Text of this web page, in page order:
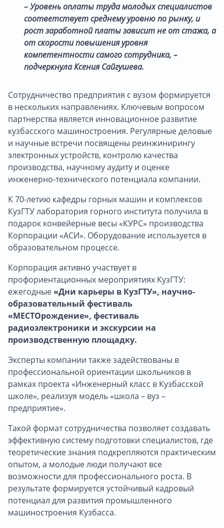
– Уровень оплаты труда молодых специалистов
соответствует среднему уровню по рынку, и
рост заработной платы зависит не от стажа, а
от скорости повышения уровня
компетентности самого сотрудника, –
подчеркнула Ксения Сайгушева.
Сотрудничество предприятия с вузом формируется
в нескольких направлениях. Ключевым вопросом
партнерства является инновационное развитие
кузбасского машиностроения. Регулярные деловые
и научные встречи посвящены реинжинирингу
электронных устройств, контролю качества
производства, научному аудиту и оценке
инженерно-технического потенциала компании.
К 70-летию кафедры горных машин и комплексов
КузГТУ лаборатория горного института получила в
подарок конвейерные весы «КУРС» производства
Корпорации «АСИ». Оборудование используется в
образовательном процессе.
Корпорация активно участвует в
профориентационных мероприятиях КузГТУ:
ежегодные«Дни карьеры в КузГТУ», научно-
образовательный фестиваль
«МЕСТОрождение», фестиваль
радиоэлектроники и экскурсии на
производственную площадку.
Эксперты компании также задействованы в
профессиональной ориентации школьников в
рамках проекта «Инженерный класс в Кузбасской
школе», реализуя модель «школа – вуз –
предприятие».
Такой формат сотрудничества позволяет создавать
эффективную систему подготовки специалистов, где
теоретические знания подкрепляются практическим
опытом, а молодые люди получают все
возможности для профессионального роста. В
результате формируется устойчивый кадровый
потенциал для развития промышленного
машиностроения Кузбасса.